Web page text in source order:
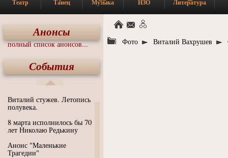
Театр Танец Музыка ИЗО Литература
Анонсы
полный список анонсов...
События
Виталий стужев. Летопись
полувека.
8 марта исполнилось бы 70
лет Николаю Редькину
Анонс "Маленькие
Трагедии"
Фото Виталий Вахрушев